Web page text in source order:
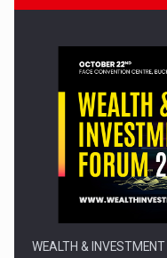
Comunicat de presa:
WEALTH &